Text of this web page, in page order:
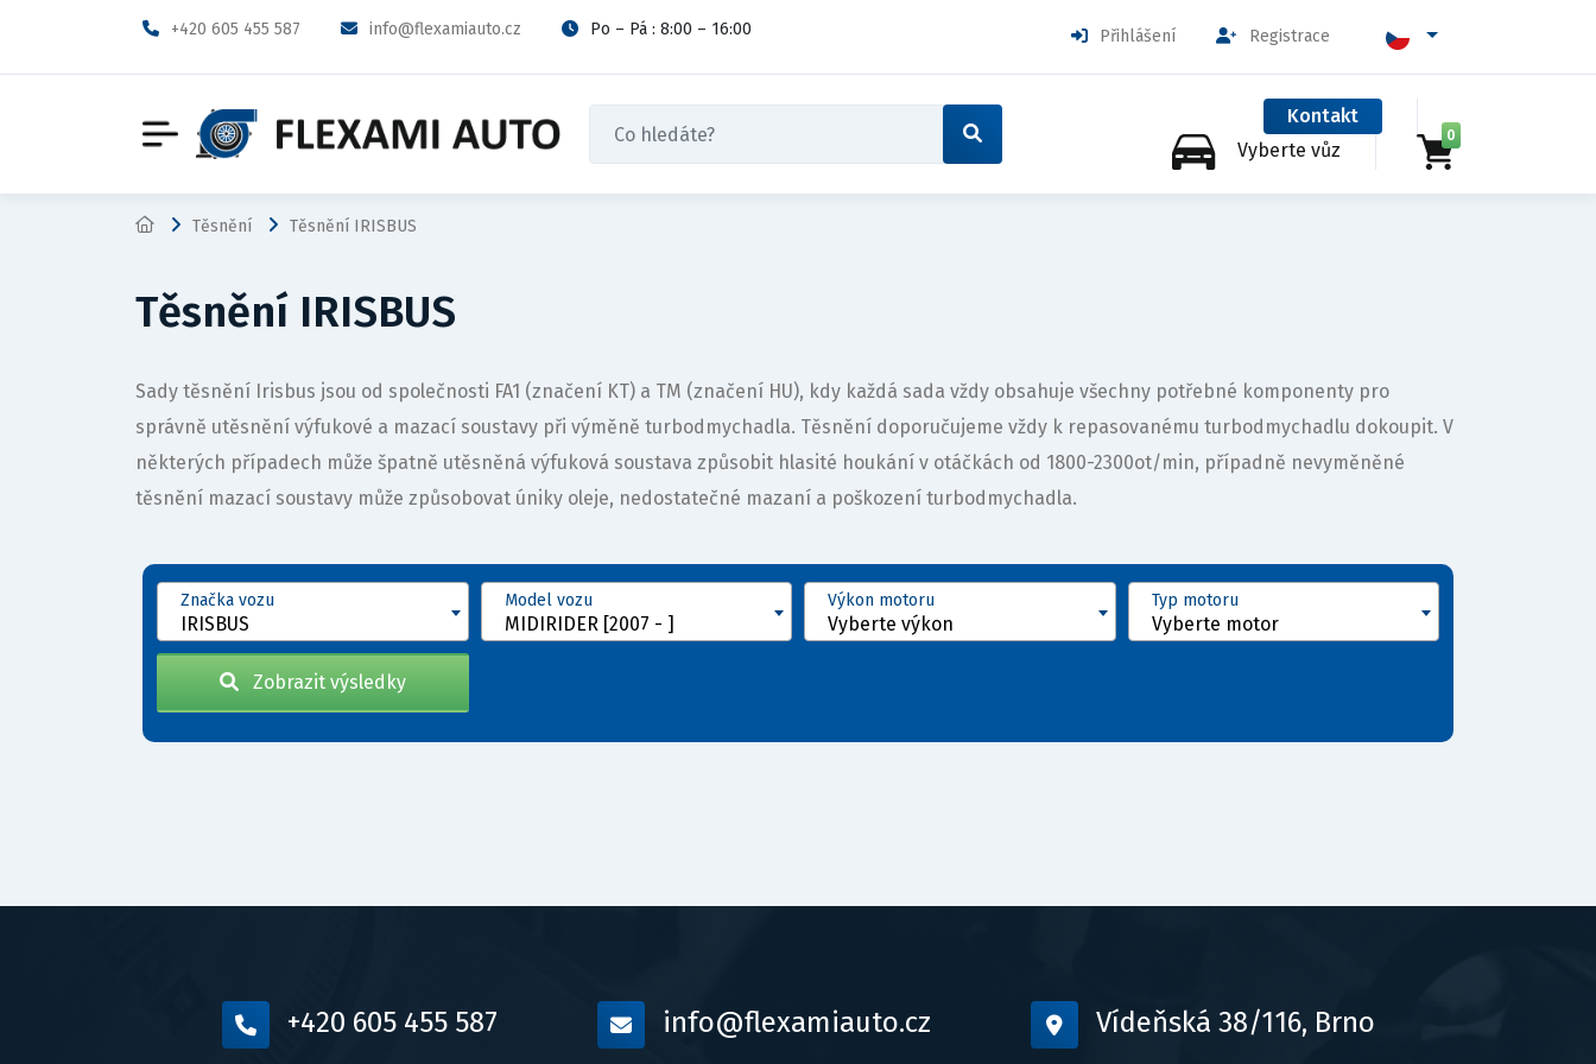
+420 605 455 587 info@flexamiauto.cz Po – Pá : 8:00 – 16:00 Přihlášení Registrace
Kontakt
Vyberte vůz
0
Těsnění Těsnění IRISBUS
Těsnění IRISBUS
Sady těsnění Irisbus jsou od společnosti FA1 (značení KT) a TM (značení HU), kdy každá sada vždy obsahuje všechny potřebné komponenty pro
správně utěsnění výfukové a mazací soustavy při výměně turbodmychadla. Těsnění doporučujeme vždy k repasovanému turbodmychadlu dokoupit. V
některých případech může špatně utěsněná výfuková soustava způsobit hlasité houkání v otáčkách od 1800-2300ot/min, případně nevyměněné
těsnění mazací soustavy může způsobovat úniky oleje, nedostatečné mazaní a poškození turbodmychadla.
IRISBUS
Značka vozu
MIDIRIDER [2007 - ]
Model vozu
Vyberte výkon
Výkon motoru
Vyberte motor
Typ motoru
Zobrazit výsledky
+420 605 455 587 info@flexamiauto.cz Vídeňská 38/116, Brno